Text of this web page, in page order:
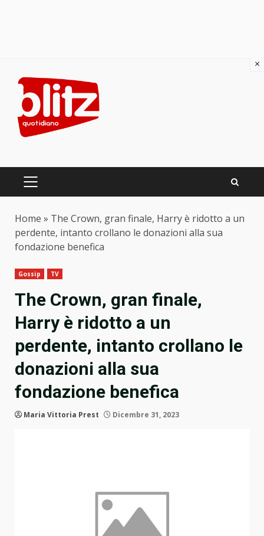
content
PRIMARY
Home » The Crown, gran finale, Harry è ridotto a un
perdente, intanto crollano le donazioni alla sua
fondazione benefica
Gossip TV
The Crown, gran finale,
Harry è ridotto a un
perdente, intanto crollano le
donazioni alla sua
fondazione benefica
Maria Vittoria Prest Dicembre 31, 2023
×